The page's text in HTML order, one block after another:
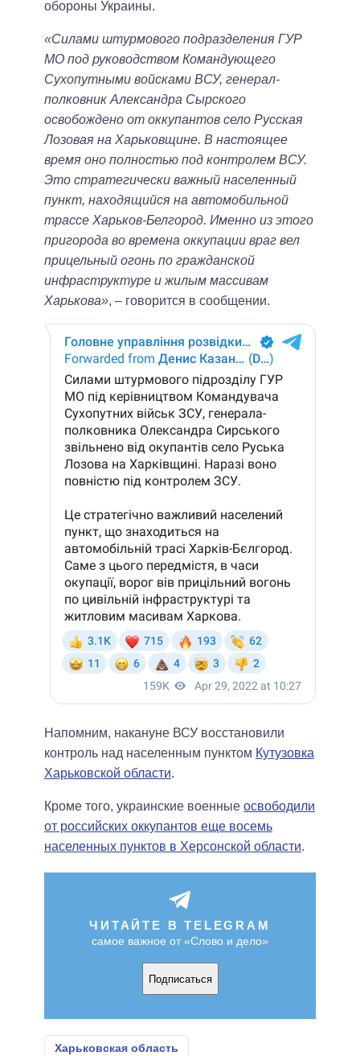
обороны Украины.
«Силами штурмового подразделения ГУР
МО под руководством Командующего
Сухопутными войсками ВСУ, генерал-
полковник Александра Сырского
освобождено от оккупантов село Русская
Лозовая на Харьковщине. В настоящее
время оно полностью под контролем ВСУ.
Это стратегически важный населенный
пункт, находящийся на автомобильной
трассе Харьков-Белгород. Именно из этого
пригорода во времена оккупации враг вел
прицельный огонь по гражданской
инфраструктуре и жилым массивам
Харькова», – говорится в сообщении.
Напомним, накануне ВСУ восстановили
контроль над населенным пунктом Кутузовка
Харьковской области.
Кроме того, украинские военные освободили
от российских оккупантов еще восемь
населенных пунктов в Херсонской области.
ЧИТАЙТЕ В TELEGRAM
самое важное от «Слово и дело»
Подписаться
Харьковская область